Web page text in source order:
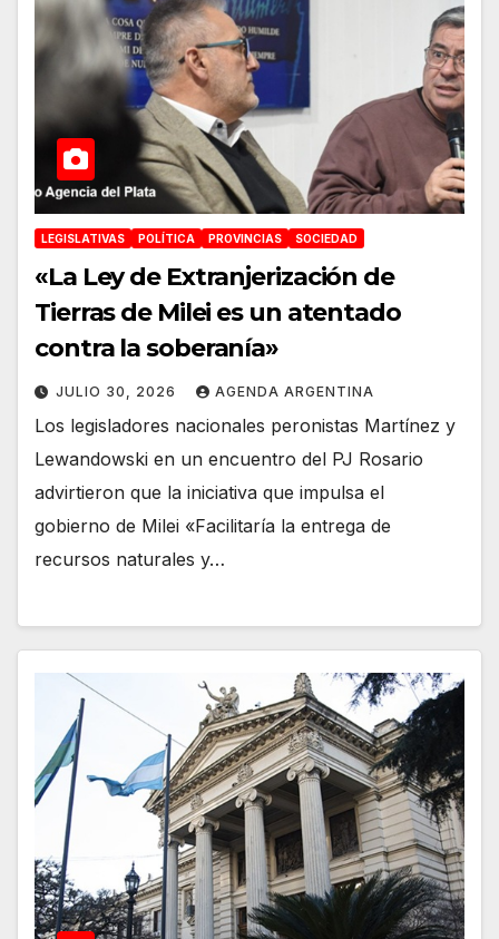
LEGISLATIVAS POLÍTICA PROVINCIAS SOCIEDAD
«La Ley de Extranjerización de
Tierras de Milei es un atentado
contra la soberanía»
JULIO 30, 2026 AGENDA ARGENTINA
Los legisladores nacionales peronistas Martínez y
Lewandowski en un encuentro del PJ Rosario
advirtieron que la iniciativa que impulsa el
gobierno de Milei «Facilitaría la entrega de
recursos naturales y…